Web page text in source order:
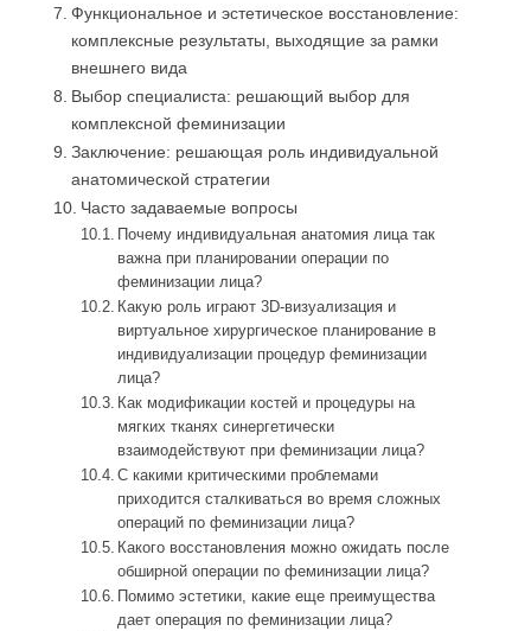
Функциональное и эстетическое восстановление:
комплексные результаты, выходящие за рамки
внешнего вида
Выбор специалиста: решающий выбор для
комплексной феминизации
Заключение: решающая роль индивидуальной
анатомической стратегии
Часто задаваемые вопросы
Почему индивидуальная анатомия лица так
важна при планировании операции по
феминизации лица?
Какую роль играют 3D-визуализация и
виртуальное хирургическое планирование в
индивидуализации процедур феминизации
лица?
Как модификации костей и процедуры на
мягких тканях синергетически
взаимодействуют при феминизации лица?
С какими критическими проблемами
приходится сталкиваться во время сложных
операций по феминизации лица?
Какого восстановления можно ожидать после
обширной операции по феминизации лица?
Помимо эстетики, какие еще преимущества
дает операция по феминизации лица?